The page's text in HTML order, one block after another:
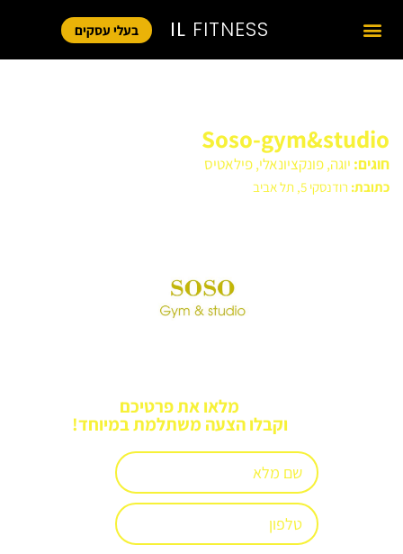
IL FITNESS בעלי עסקים
Soso-gym&studio
חוגים: יוגה,פונקציונאלי,פילאטיס
כתובת: רודנסקי 5, תל אביב
מלאו את פרטיכם
וקבלו הצעה משתלמת במיוחד!